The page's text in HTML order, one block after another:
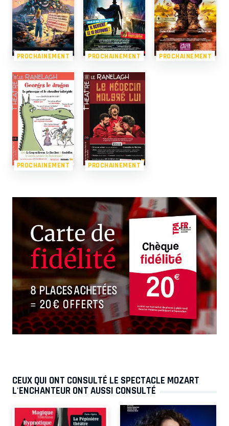
PROCHAINEMENT PROCHAINEMENT PROCHAINEMENT
PROCHAINEMENT PROCHAINEMENT
CEUX QUI ONT CONSULTÉ LE SPECTACLE MOZART
L'ENCHANTEUR ONT AUSSI CONSULTÉ